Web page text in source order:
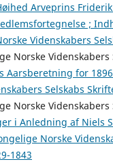
Arveprins
;
Videnskabers
Norske Videnskabers
Aarsberetning for 1896
Selskabs
Norske Videnskabers
i Anledning af Niels
Norske
1843